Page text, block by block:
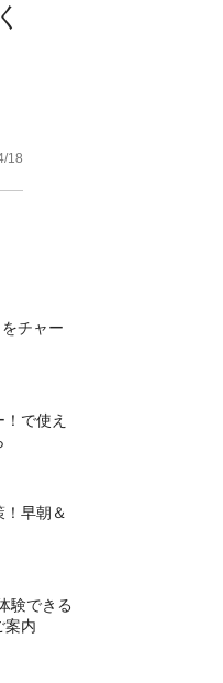
18
をチャー
！で使え
早朝＆
験できる
案内